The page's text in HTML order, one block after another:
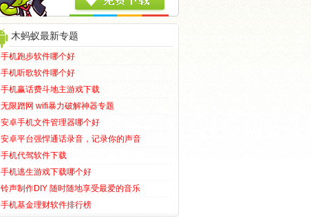
木蚂蚁最新专题
手机跑步软件哪个好
手机听歌软件哪个好
手机赢话费斗地主游戏下载
无限蹭网 wifi暴力破解神器专题
安卓手机文件管理器哪个好
安卓平台强悍通话录音，记录你的声音
手机代驾软件下载
手机逃生游戏下载哪个好
铃声制作DIY 随时随地享受最爱的音乐
手机基金理财软件排行榜